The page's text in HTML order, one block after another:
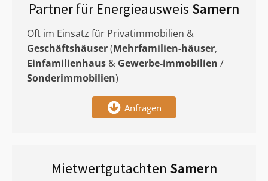
Partner für Energieausweis Samern
Oft im Einsatz für Privatimmobilien &
Geschäftshäuser(Mehrfamilien-häuser,
Einfamilienhaus & Gewerbe-immobilien /
Sonderimmobilien)
Anfragen
Mietwertgutachten Samern